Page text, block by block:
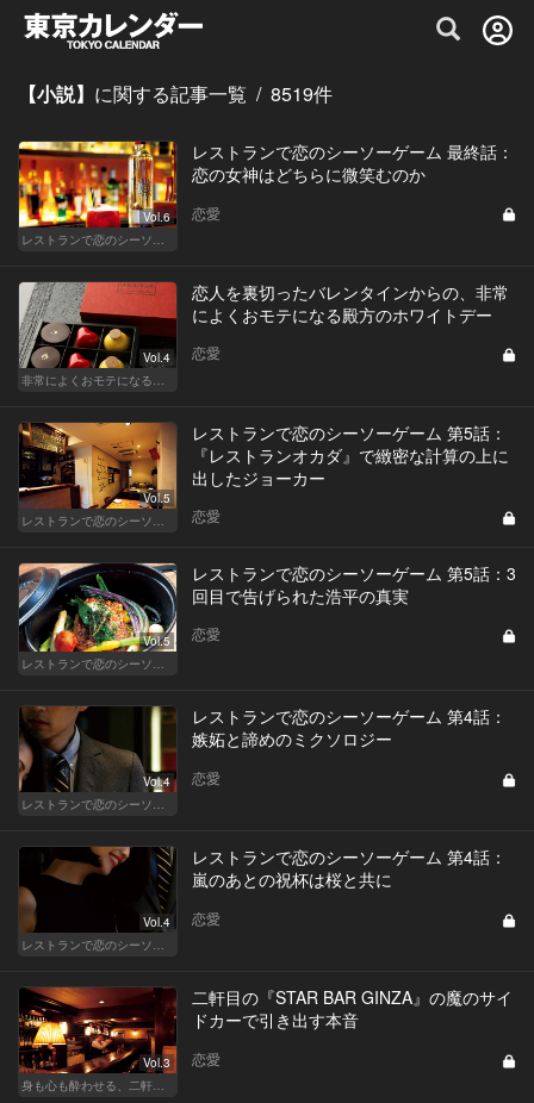
グルメ情報・プレミアムレストラン予約
【小説】 に関する記事一覧 / 8519件
Vol.6
レストランで恋のシーソーゲーム（WOMAN）
レストランで恋のシーソーゲーム 最終話：
恋の女神はどちらに微笑むのか
恋愛
Vol.4
非常によくおモテになる殿方のホワイトデー
恋人を裏切ったバレンタインからの、非常
によくおモテになる殿方のホワイトデー
恋愛
Vol.5
レストランで恋のシーソーゲーム（MAN）
レストランで恋のシーソーゲーム 第5話：
『レストランオカダ』で緻密な計算の上に
出したジョーカー
恋愛
Vol.5
レストランで恋のシーソーゲーム（WOMAN）
レストランで恋のシーソーゲーム 第5話：3
回目で告げられた浩平の真実
恋愛
Vol.4
レストランで恋のシーソーゲーム（MAN）
レストランで恋のシーソーゲーム 第4話：
嫉妬と諦めのミクソロジー
恋愛
Vol.4
レストランで恋のシーソーゲーム（WOMAN）
レストランで恋のシーソーゲーム 第4話：
嵐のあとの祝杯は桜と共に
恋愛
Vol.3
身も心も酔わせる、二軒目の切り札
二軒目の『STAR BAR GINZA』の魔のサイ
ドカーで引き出す本音
恋愛